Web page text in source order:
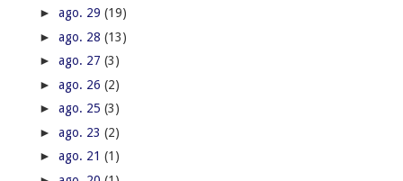
► ago. 29 (19)
► ago. 28 (13)
► ago. 27 (3)
► ago. 26 (2)
► ago. 25 (3)
► ago. 23 (2)
► ago. 21 (1)